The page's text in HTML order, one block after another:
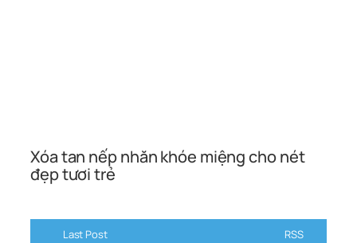
Xóa tan nếp nhăn khóe miệng cho nét
đẹp tươi trẻ
Last Post RSS